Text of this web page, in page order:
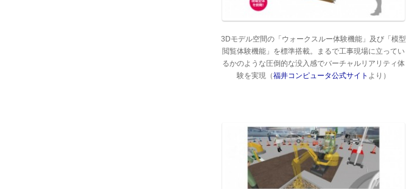
3Dモデル空間の「ウォークスルー体験機能」及び「模型
閲覧体験機能」を標準搭載。まるで工事現場に立ってい
るかのような圧倒的な没入感でバーチャルリアリティ体
験を実現（福井コンピュータ公式サイト より）